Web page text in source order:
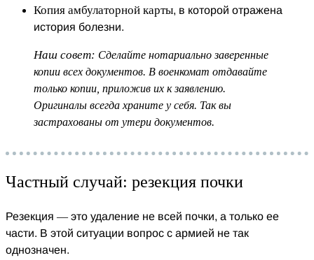
Копия амбулаторной карты, в которой отражена
история болезни.
Наш совет: Сделайте нотариально заверенные
копии всех документов. В военкомат отдавайте
только копии, приложив их к заявлению.
Оригиналы всегда храните у себя. Так вы
застрахованы от утери документов.
Частный случай: резекция почки
Резекция — это удаление не всей почки, а только ее
части. В этой ситуации вопрос с армией не так
однозначен.